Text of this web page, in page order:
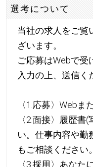
選考について
当社の求人をご覧
ざいます。
ご応募はWebで受
入力の上、送信く
〈1.応募〉Webま
〈2.面接〉履歴書
い。仕事内容や勤
もご相談ください。
〈3.採用〉あなた